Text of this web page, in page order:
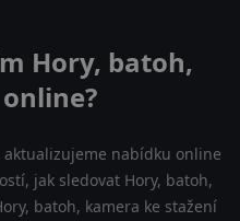
Hory, batoh,
nabídku online
jak sledovat Hory, batoh,
batoh, kamera ke stažení